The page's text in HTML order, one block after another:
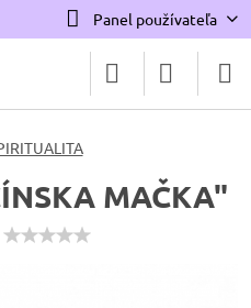
Panel používateľa
MAČKA"